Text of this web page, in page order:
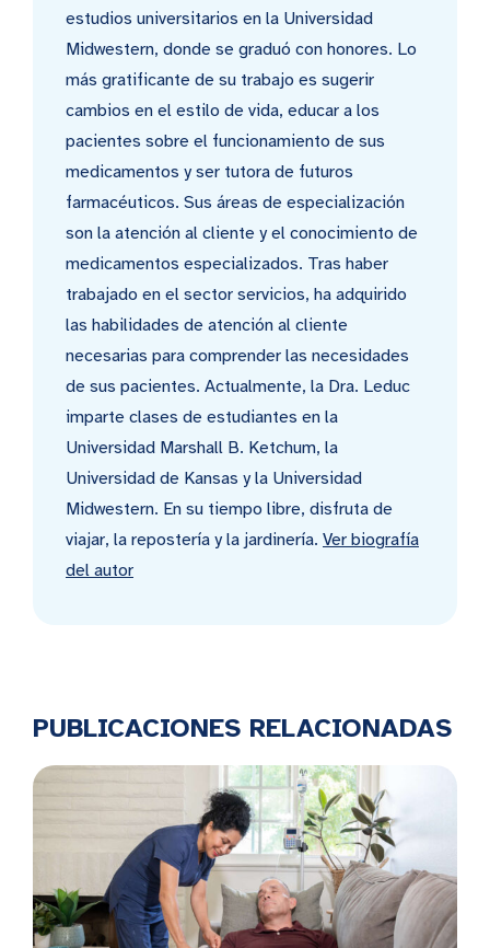
estudios universitarios en la Universidad
Midwestern, donde se graduó con honores. Lo
más gratificante de su trabajo es sugerir
cambios en el estilo de vida, educar a los
pacientes sobre el funcionamiento de sus
medicamentos y ser tutora de futuros
farmacéuticos. Sus áreas de especialización
son la atención al cliente y el conocimiento de
medicamentos especializados. Tras haber
trabajado en el sector servicios, ha adquirido
las habilidades de atención al cliente
necesarias para comprender las necesidades
de sus pacientes. Actualmente, la Dra. Leduc
imparte clases de estudiantes en la
Universidad Marshall B. Ketchum, la
Universidad de Kansas y la Universidad
Midwestern. En su tiempo libre, disfruta de
viajar, la repostería y la jardinería. Ver biografía
del autor
PUBLICACIONES RELACIONADAS